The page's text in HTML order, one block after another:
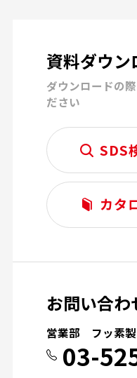
資料ダウン
ダウンロードの
ださい
SDS
カタ
お問い合わ
営業部 フッ素
03-